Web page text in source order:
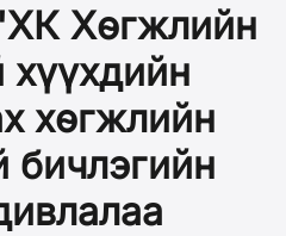
Хөгжлийн
хүүхдийн
хөгжлийн
бичлэгийн